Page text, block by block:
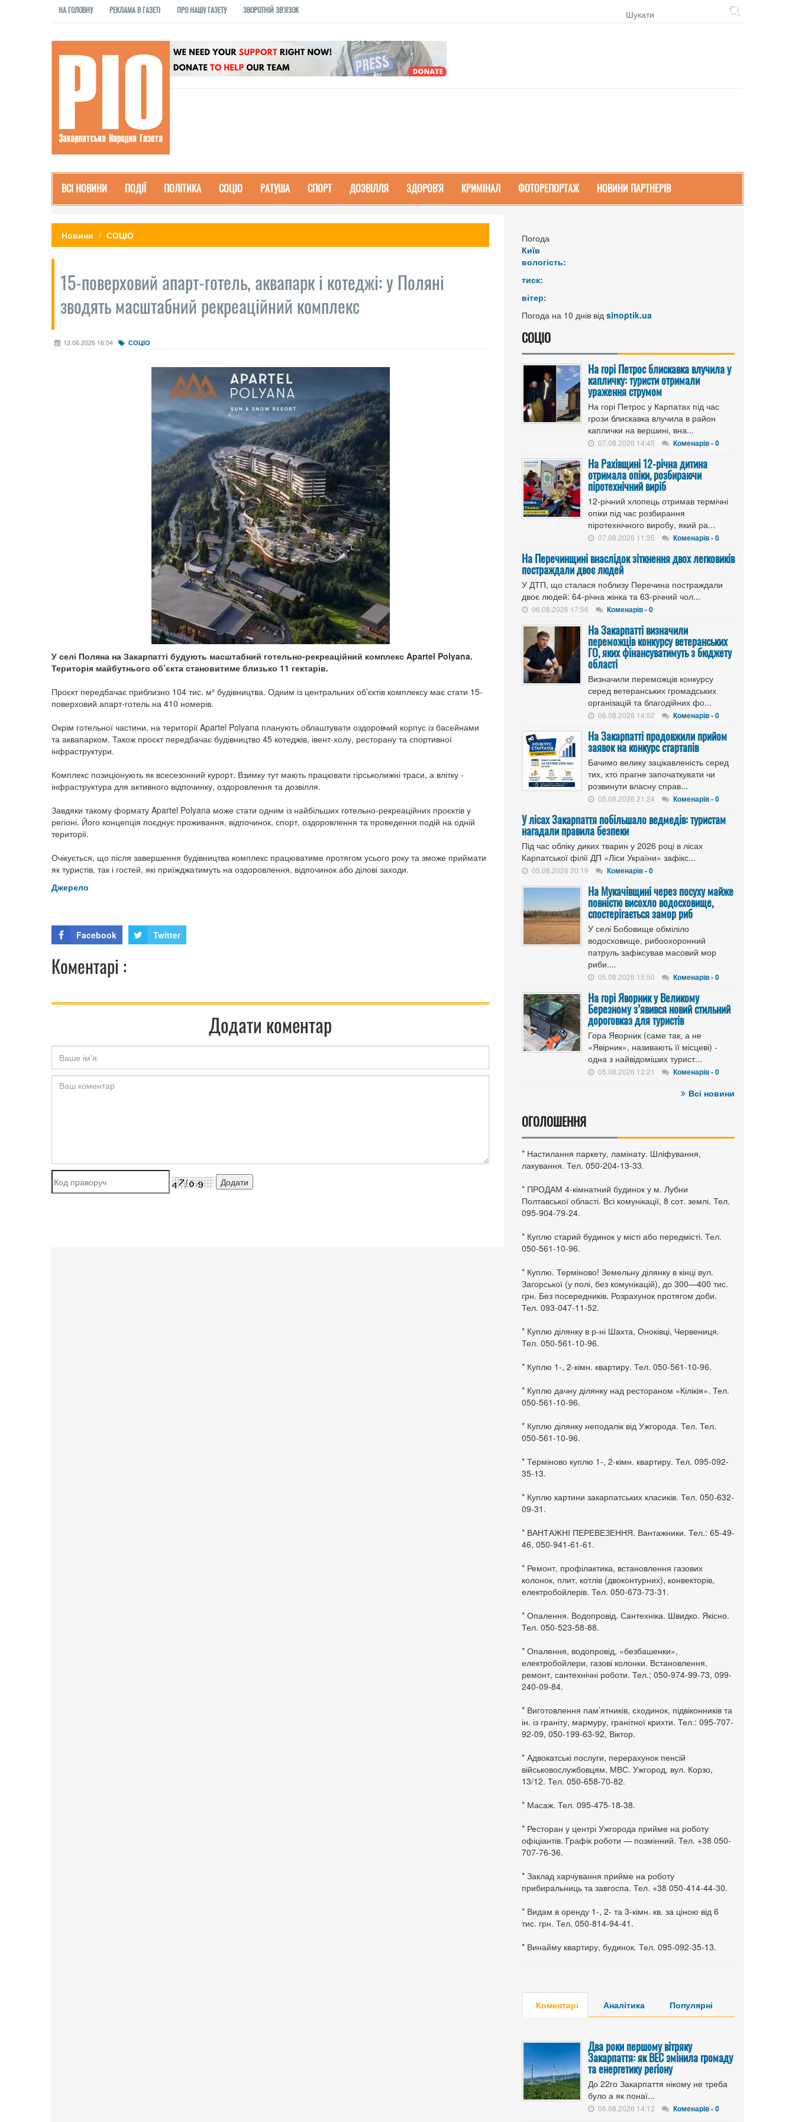
НА ГОЛОВНУ РЕКЛАМА В ГАЗЕТІ ПРО НАШУ ГАЗЕТУ ЗВОРОТНІЙ ЗВ'ЯЗОК
ВСІ НОВИНИ ПОДІЇ ПОЛІТИКА СОЦІО РАТУША СПОРТ ДОЗВІЛЛЯ ЗДОРОВ'Я КРИМІНАЛ ФОТОРЕПОРТАЖ НОВИНИ ПАРТНЕРІВ
Новини СОЦІО
15-поверховий апарт-готель, аквапарк і котеджі: у Поляні
зводять масштабний рекреаційний комплекс
12.06.2026 16:04 СОЦІО
У селі Поляна на Закарпатті будують масштабний готельно-рекреаційний комплекс Apartel Polyana.
Територія майбутнього об’єкта становитиме близько 11 гектарів.
Проєкт передбачає приблизно 104 тис. м² будівництва. Одним із центральних об’єктів комплексу має стати 15-
поверховий апарт-готель на 410 номерів.
Окрім готельної частини, на території Apartel Polyana планують облаштувати оздоровчий корпус із басейнами
та аквапарком. Також проєкт передбачає будівництво 45 котеджів, івент-холу, ресторану та спортивної
інфраструктури.
Комплекс позиціонують як всесезонний курорт. Взимку тут мають працювати гірськолижні траси, а влітку -
інфраструктура для активного відпочинку, оздоровлення та дозвілля.
Завдяки такому формату Apartel Polyana може стати одним із найбільших готельно-рекреаційних проєктів у
регіоні. Його концепція поєднує проживання, відпочинок, спорт, оздоровлення та проведення подій на одній
території.
Очікується, що після завершення будівництва комплекс працюватиме протягом усього року та зможе приймати
як туристів, так і гостей, які приїжджатимуть на оздоровлення, відпочинок або ділові заходи.
Джерело
Facebook Twitter
Коментарі :
Додати коментар
Погода
Київ
вологість:
тиск:
вітер:
Погода на 10 днів від sinoptik.ua
СОЦІО
На горі Петрос блискавка влучила у
капличку: туристи отримали
ураження струмом
На горі Петрос у Карпатах під час
грози блискавка влучила в район
каплички на вершині, вна...
07.08.2026 14:45 Коменарів - 0
На Рахівщині 12-річна дитина
отримала опіки, розбираючи
піротехнічний виріб
12-річний хлопець отримав термічні
опіки під час розбирання
піротехнічного виробу, який ра...
07.08.2026 11:35 Коменарів - 0
На Перечинщині внаслідок зіткнення двох легковиків
постраждали двоє людей
У ДТП, що сталася поблизу Перечина постраждали
двоє людей: 64-річна жінка та 63-річний чол...
06.08.2026 17:56 Коменарів - 0
На Закарпатті визначили
переможців конкурсу ветеранських
ГО, яких фінансуватимуть з бюджету
області
Визначили переможців конкурсу
серед ветеранських громадських
організацій та благодійних фо...
06.08.2026 14:52 Коменарів - 0
На Закарпатті продовжили прийом
заявок на конкурс стартапів
Бачимо велику зацікавленість серед
тих, хто прагне започаткувати чи
розвинути власну справ...
05.08.2026 21:24 Коменарів - 0
У лісах Закарпаття побільшало ведмедів: туристам
нагадали правила безпеки
Під час обліку диких тварин у 2026 році в лісах
Карпатської філії ДП «Ліси України» зафікс...
05.08.2026 20:19 Коменарів - 0
На Мукачівщині через посуху майже
повністю висохло водосховище,
спостерігається замор риб
У селі Бобовище обміліло
водосховище, рибоохоронний
патруль зафіксував масовий мор
риби....
05.08.2026 15:50 Коменарів - 0
На горі Яворник у Великому
Березному з’явився новий стильний
дороговказ для туристів
Гора Яворник (саме так, а не
«Явірник», називають її місцеві) -
одна з найвідоміших турист...
05.08.2026 13:21 Коменарів - 0
Всі новини
ОГОЛОШЕННЯ
* Настилання паркету, ламінату. Шліфування,
лакування. Тел. 050-204-13-33.
* ПРОДАМ 4-кімнатний будинок у м. Лубни
Полтавської області. Всі комунікації, 8 сот. землі. Тел.
095-904-79-24.
* Куплю старий будинок у місті або передмісті. Тел.
050-561-10-96.
* Куплю. Терміново! Земельну ділянку в кінці вул.
Загорської (у полі, без комунікацій), до 300—400 тис.
грн. Без посередників. Розрахунок протягом доби.
Тел. 093-047-11-52.
* Куплю ділянку в р-ні Шахта, Оноківці, Червениця.
Тел. 050-561-10-96.
* Куплю 1-, 2-кімн. квартиру. Тел. 050-561-10-96.
* Куплю дачну ділянку над рестораном «Кілікія». Тел.
050-561-10-96.
* Куплю ділянку неподалік від Ужгорода. Тел. Тел.
050-561-10-96.
* Терміново куплю 1-, 2-кімн. квартиру. Тел. 095-092-
35-13.
* Куплю картини закарпатських класиків. Тел. 050-632-
09-31.
* ВАНТАЖНІ ПЕРЕВЕЗЕННЯ. Вантажники. Тел.: 65-49-
46, 050-941-61-61.
* Ремонт, профілактика, встановлення газових
колонок, плит, котлів (двоконтурних), конвекторів,
електробойлерів. Тел. 050-673-73-31.
* Опалення. Водопровід. Сантехніка. Швидко. Якісно.
Тел. 050-523-58-88.
* Опалення, водопровід, «безбашенки»,
електробойлери, газові колонки. Встановлення,
ремонт, сантехнічні роботи. Тел.: 050-974-99-73, 099-
240-09-84.
* Виготовлення пам’ятників, сходинок, підвіконників та
ін. із граніту, мармуру, гранітної крихти. Тел.: 095-707-
92-09, 050-199-63-92, Віктор.
* Адвокатські послуги, перерахунок пенсій
військовослужбовцям, МВС. Ужгород, вул. Корзо,
13/12. Тел. 050-658-70-82.
* Масаж. Тел. 095-475-18-38.
* Ресторан у центрі Ужгорода прийме на роботу
офіціантів. Графік роботи — позмінний. Тел. +38 050-
707-76-36.
* Заклад харчування прийме на роботу
прибиральниць та завгоспа. Тел. +38 050-414-44-30.
* Видам в оренду 1-, 2- та 3-кімн. кв. за ціною від 6
тис. грн. Тел. 050-814-94-41.
* Винайму квартиру, будинок. Тел. 095-092-35-13.
Коментарі Аналітика Популярні
Два роки першому вітряку
Закарпаття: як ВЕС змінила громаду
та енергетику регіону
До 22го Закарпаття нікому не треба
було а як понаї...
06.08.2026 14:12 Коменарів - 0